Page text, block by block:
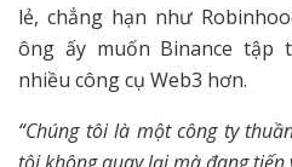
lẻ, chẳng hạn như
ông ấy muốn Binance tập
nhiều công cụ Web3 hơn.
“Chúng tôi là một công ty